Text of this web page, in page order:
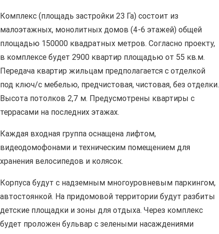
Комплекс (площадь застройки 23 Га) состоит из
малоэтажных, монолитных домов (4-6 этажей) общей
площадью 150000 квадратных метров. Согласно проекту,
в комплексе будет 2900 квартир площадью от 55 кв.м.
Передача квартир жильцам предполагается с отделкой
под ключ/с мебелью, предчистовая, чистовая, без отделки.
Высота потолков 2,7 м. Предусмотрены квартиры с
террасами на последних этажах.
Каждая входная группа оснащена лифтом,
видеодомофонами и техническим помещением для
хранения велосипедов и колясок.
Корпуса будут с надземным многоуровневым паркингом,
автостоянкой. На придомовой территории будут разбиты
детские площадки и зоны для отдыха. Через комплекс
будет проложен бульвар с зелеными насаждениями